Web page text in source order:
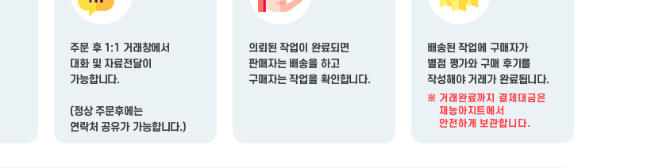
주문 후 1:1 거래창에서
대화 및 자료전달이
가능합니다.
(정상 주문후에는
연락처 공유가 가능합니다.)
의뢰된 작업이 완료되면
판매자는 배송을 하고
구매자는 작업을 확인합니다.
배송된 작업에 구매자가
별점 평가와 구매 후기 를
작성해야 거래가 완료됩니다.
거래완료까지 결제대금은
재능아지트에서
안전하게 보관합니다.